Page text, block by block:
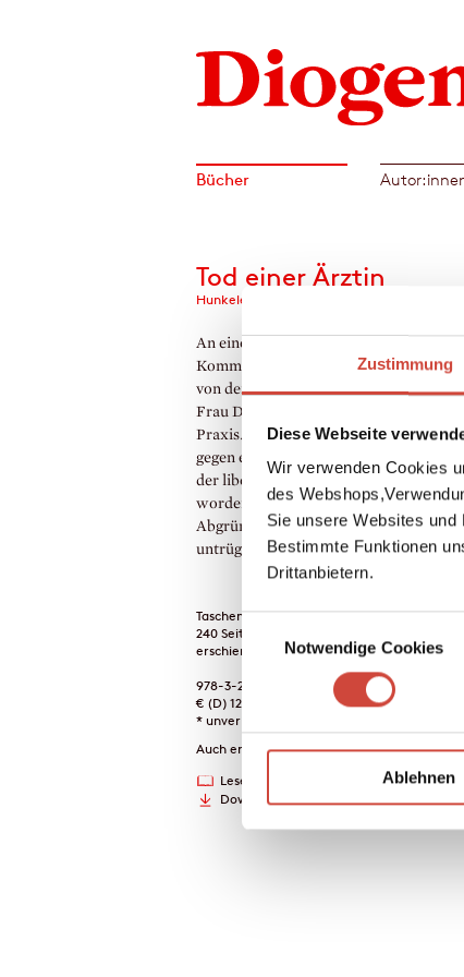
Zustimmung
Diese Webseite
Wir verwenden Cookies
des
Sie unsere Websites
Bestimmte Funktionen
Drittanbietern.
Notwendige Cookies
Ablehnen
Bücher
Tod einer Ärztin
Hunkelers vierter Fall
An einem heißen Montag im Sommer
Kommissär Hunkeler einen dringenden
von der Sprechstundenhilfe seiner
Frau Dr. Christa Erni liegt ermordet in
Praxis. Schnell ergeben sich
gegen eine Gruppe Drogenabhängiger,
der liberalen Ärztin mit Methadon
worden waren. Aber Hunkelers
Abgründe der menschlichen Psyche
untrüglich auf andere Fährten.
Taschenbuch
240 Seiten
erschienen am 22. März 2011
978-3-257-24004-7
€ (D) 12.00 / sFr 16.00* / € (A) 12.40
* unverb. Preisempfehlung
Auch erhältlich als
Leseprobe
Downloads
Drucken